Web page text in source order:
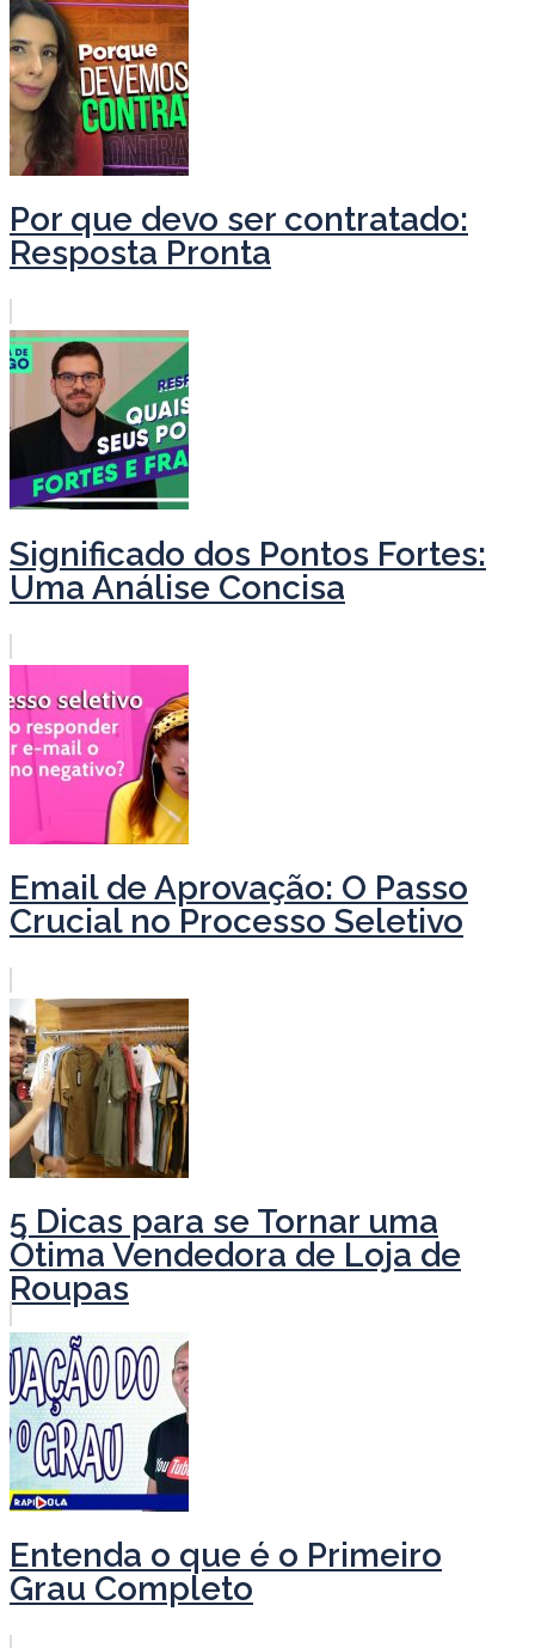
Por que devo ser contratado:
Resposta Pronta
Significado dos Pontos Fortes:
Uma Análise Concisa
Email de Aprovação: O Passo
Crucial no Processo Seletivo
5 Dicas para se Tornar uma
Ótima Vendedora de Loja de
Roupas
Entenda o que é o Primeiro
Grau Completo